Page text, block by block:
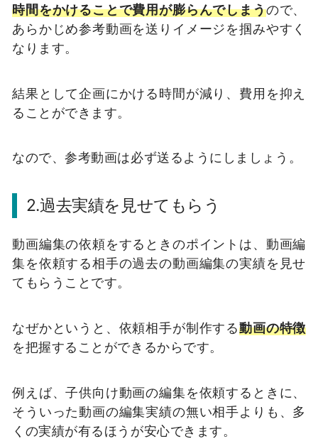
時間をかけることで費用が膨らんでしまうので、
あらかじめ参考動画を送りイメージを掴みやすく
なります。
結果として企画にかける時間が減り、費用を抑え
ることができます。
なので、参考動画は必ず送るようにしましょう。
2.過去実績を見せてもらう
動画編集の依頼をするときのポイントは、動画編
集を依頼する相手の過去の動画編集の実績を見せ
てもらうことです。
なぜかというと、依頼相手が制作する動画の特徴
を把握することができるからです。
例えば、子供向け動画の編集を依頼するときに、
そういった動画の編集実績の無い相手よりも、多
くの実績が有るほうが安心できます。